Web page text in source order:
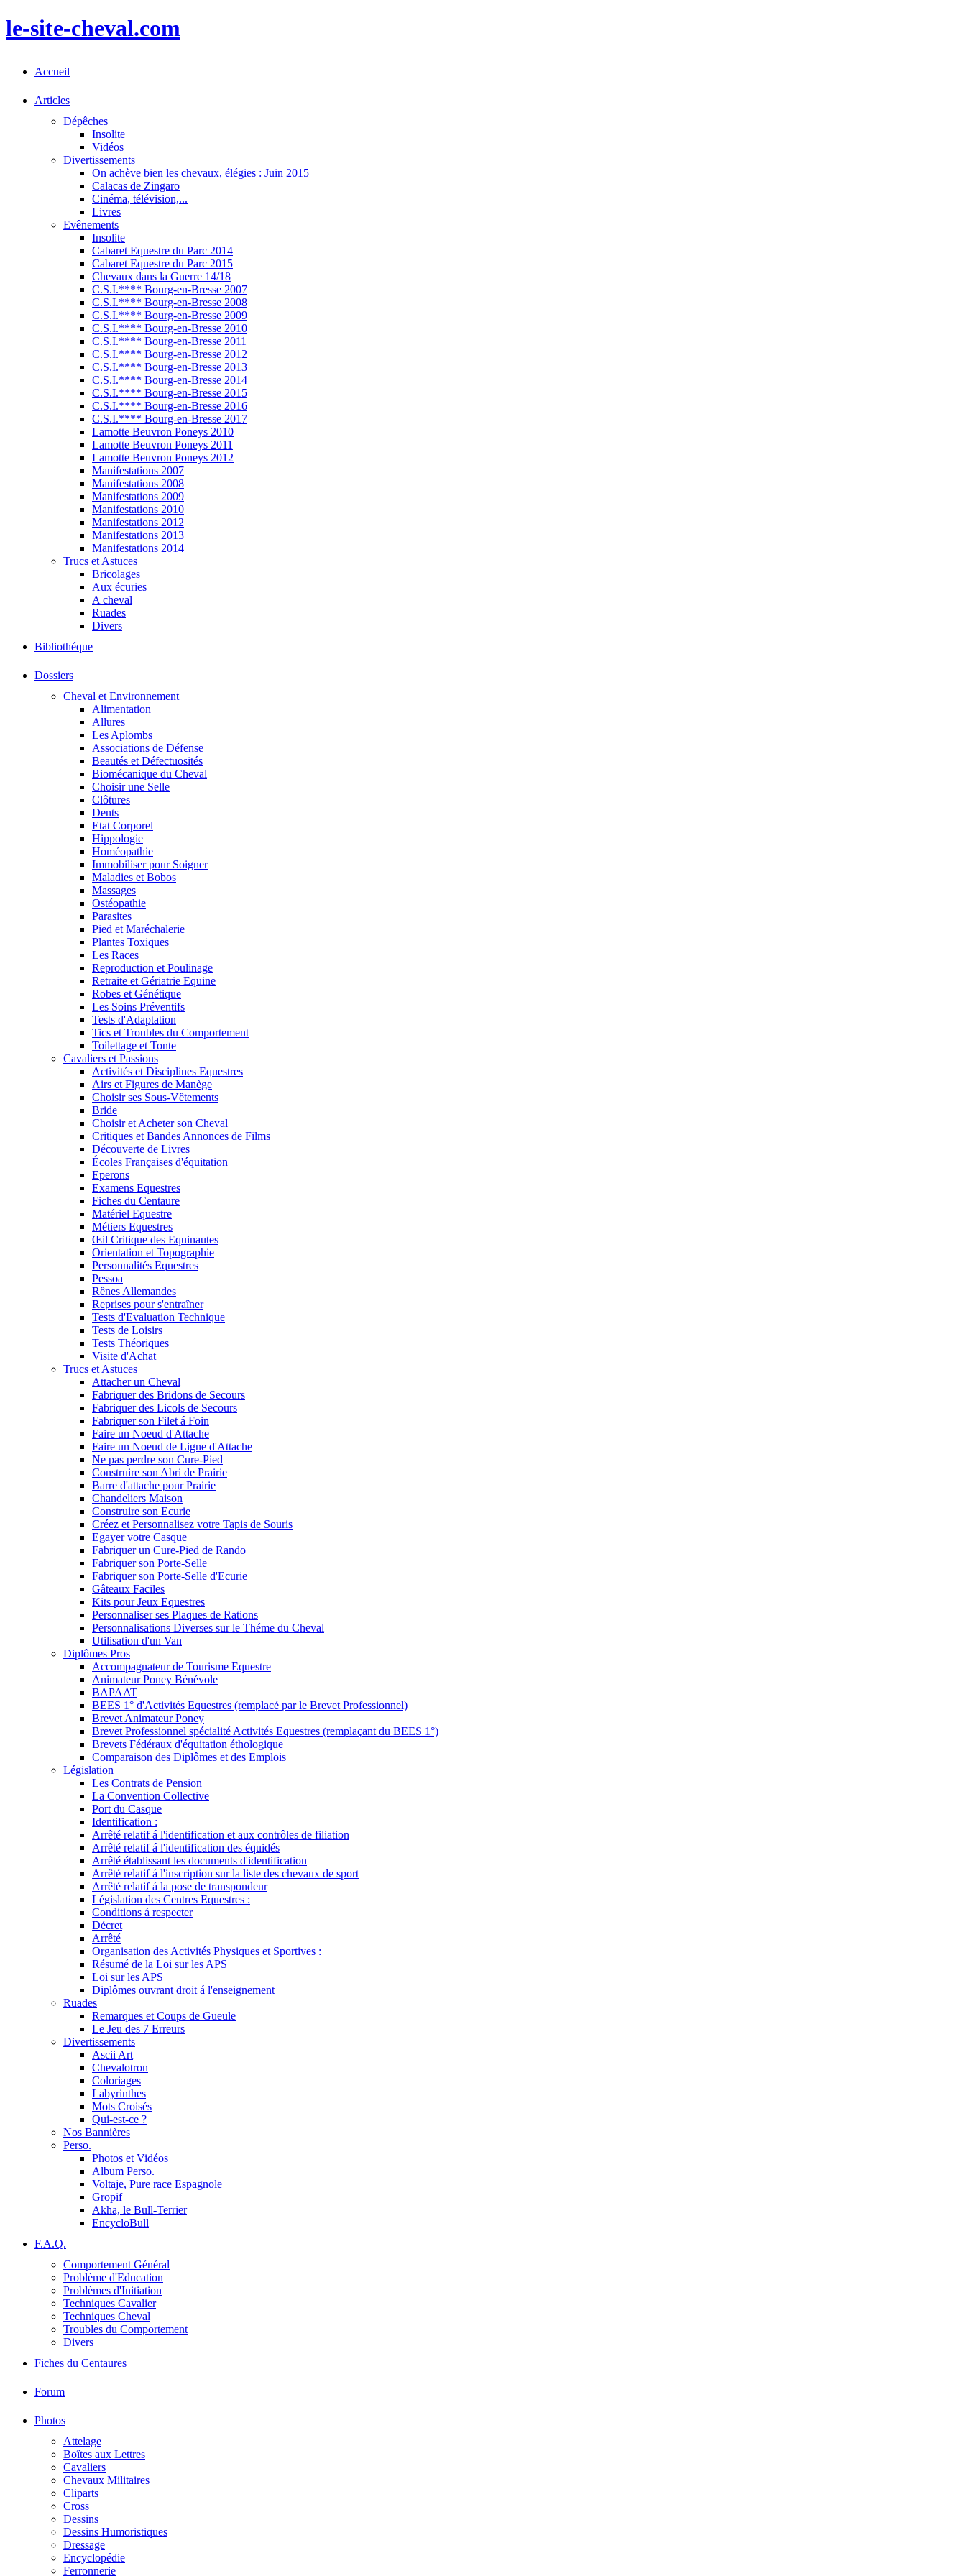
le-site-cheval.com
Accueil
Articles
Dépêches
Insolite
Vidéos
Divertissements
On achève bien les chevaux, élégies : Juin 2015
Calacas de Zingaro
Cinéma, télévision,...
Livres
Evênements
Insolite
Cabaret Equestre du Parc 2014
Cabaret Equestre du Parc 2015
Chevaux dans la Guerre 14/18
C.S.I.**** Bourg-en-Bresse 2007
C.S.I.**** Bourg-en-Bresse 2008
C.S.I.**** Bourg-en-Bresse 2009
C.S.I.**** Bourg-en-Bresse 2010
C.S.I.**** Bourg-en-Bresse 2011
C.S.I.**** Bourg-en-Bresse 2012
C.S.I.**** Bourg-en-Bresse 2013
C.S.I.**** Bourg-en-Bresse 2014
C.S.I.**** Bourg-en-Bresse 2015
C.S.I.**** Bourg-en-Bresse 2016
C.S.I.**** Bourg-en-Bresse 2017
Lamotte Beuvron Poneys 2010
Lamotte Beuvron Poneys 2011
Lamotte Beuvron Poneys 2012
Manifestations 2007
Manifestations 2008
Manifestations 2009
Manifestations 2010
Manifestations 2012
Manifestations 2013
Manifestations 2014
Trucs et Astuces
Bricolages
Aux écuries
A cheval
Ruades
Divers
Bibliothéque
Dossiers
Cheval et Environnement
Alimentation
Allures
Les Aplombs
Associations de Défense
Beautés et Défectuosités
Biomécanique du Cheval
Choisir une Selle
Clôtures
Dents
Etat Corporel
Hippologie
Homéopathie
Immobiliser pour Soigner
Maladies et Bobos
Massages
Ostéopathie
Parasites
Pied et Maréchalerie
Plantes Toxiques
Les Races
Reproduction et Poulinage
Retraite et Gériatrie Equine
Robes et Génétique
Les Soins Préventifs
Tests d'Adaptation
Tics et Troubles du Comportement
Toilettage et Tonte
Cavaliers et Passions
Activités et Disciplines Equestres
Airs et Figures de Manège
Choisir ses Sous-Vêtements
Bride
Choisir et Acheter son Cheval
Critiques et Bandes Annonces de Films
Découverte de Livres
Écoles Françaises d'équitation
Eperons
Examens Equestres
Fiches du Centaure
Matériel Equestre
Métiers Equestres
Œil Critique des Equinautes
Orientation et Topographie
Personnalités Equestres
Pessoa
Rênes Allemandes
Reprises pour s'entraîner
Tests d'Evaluation Technique
Tests de Loisirs
Tests Théoriques
Visite d'Achat
Trucs et Astuces
Attacher un Cheval
Fabriquer des Bridons de Secours
Fabriquer des Licols de Secours
Fabriquer son Filet á Foin
Faire un Noeud d'Attache
Faire un Noeud de Ligne d'Attache
Ne pas perdre son Cure-Pied
Construire son Abri de Prairie
Barre d'attache pour Prairie
Chandeliers Maison
Construire son Ecurie
Créez et Personnalisez votre Tapis de Souris
Egayer votre Casque
Fabriquer un Cure-Pied de Rando
Fabriquer son Porte-Selle
Fabriquer son Porte-Selle d'Ecurie
Gâteaux Faciles
Kits pour Jeux Equestres
Personnaliser ses Plaques de Rations
Personnalisations Diverses sur le Théme du Cheval
Utilisation d'un Van
Diplômes Pros
Accompagnateur de Tourisme Equestre
Animateur Poney Bénévole
BAPAAT
BEES 1° d'Activités Equestres (remplacé par le Brevet Professionnel)
Brevet Animateur Poney
Brevet Professionnel spécialité Activités Equestres (remplaçant du BEES 1°)
Brevets Fédéraux d'équitation éthologique
Comparaison des Diplômes et des Emplois
Législation
Les Contrats de Pension
La Convention Collective
Port du Casque
Identification :
Arrêté relatif á l'identification et aux contrôles de filiation
Arrêté relatif á l'identification des équidés
Arrêté établissant les documents d'identification
Arrêté relatif á l'inscription sur la liste des chevaux de sport
Arrêté relatif á la pose de transpondeur
Législation des Centres Equestres :
Conditions á respecter
Décret
Arrêté
Organisation des Activités Physiques et Sportives :
Résumé de la Loi sur les APS
Loi sur les APS
Diplômes ouvrant droit á l'enseignement
Ruades
Remarques et Coups de Gueule
Le Jeu des 7 Erreurs
Divertissements
Ascii Art
Chevalotron
Coloriages
Labyrinthes
Mots Croisés
Qui-est-ce ?
Nos Bannières
Perso.
Photos et Vidéos
Album Perso.
Voltaje, Pure race Espagnole
Gropif
Akha, le Bull-Terrier
EncycloBull
F.A.Q.
Comportement Général
Problème d'Education
Problèmes d'Initiation
Techniques Cavalier
Techniques Cheval
Troubles du Comportement
Divers
Fiches du Centaures
Forum
Photos
Attelage
Boîtes aux Lettres
Cavaliers
Chevaux Militaires
Cliparts
Cross
Dessins
Dessins Humoristiques
Dressage
Encyclopédie
Ferronnerie